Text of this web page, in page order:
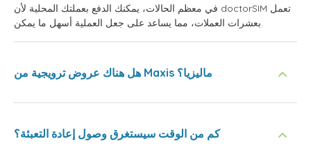
في معظم الحالات، يمكنك الدفع بعملتك المحلية لأن doctorSIM تعمل
بعشرات العملات، مما يساعد على جعل العملية أسهل ما يمكن.
هل هناك عروض ترويجية من Maxis ماليزيا؟
كم من الوقت سيستغرق وصول إعادة التعبئة؟